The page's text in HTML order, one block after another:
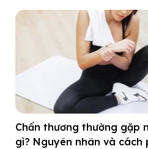
Chấn thương thường gặp
gì? Nguyên nhân và cách